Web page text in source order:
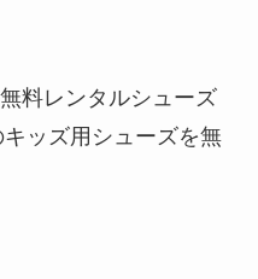
料レンタルシューズ
ッズ用シューズを無